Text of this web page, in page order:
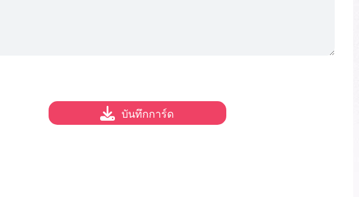
บันทึกการ์ด